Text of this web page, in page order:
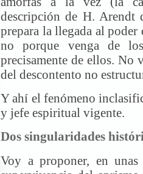
descripción de H. Arendt
prepara la llegada al
no porque venga de
precisamente de ellos. No
del descontento no
Y ahí el fenómeno
y jefe espiritual vigente.
Dos singularidades
Voy a proponer, en